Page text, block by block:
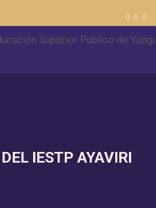
IESTP AYAVIRI